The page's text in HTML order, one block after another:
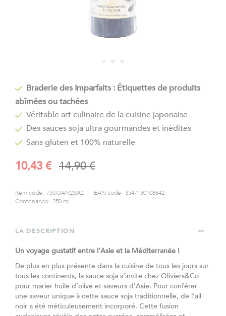
the
beginning
of
images
gallery
Braderie des Imparfaits : Étiquettes de produits
abîmées ou tachées
Véritable art culinaire de la cuisine japonaise
Des sauces soja ultra gourmandes et inédites
Sans gluten et 100% naturelle
Prix
Spécial
10,43 €
Prix
normal
14,90 €
Item code: 75SOAN250Q EAN code: 3547130108642
Contenance: 250 ml
LA DESCRIPTION
Un voyage gustatif entre l’Asie et la Méditerranée !
De plus en plus présente dans la cuisine de tous les jours sur
tous les continents, la sauce soja s’invite chez Oliviers&Co
pour marier huile d’olive et saveurs d’Asie. Pour conférer
une saveur unique à cette sauce soja traditionnelle, de l’ail
noir a été méticuleusement incorporé. Cette fusion